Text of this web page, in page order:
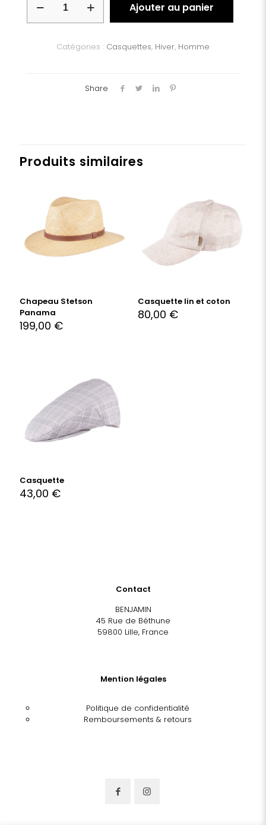
Casquette
Ajouter au panier
Catégories : Casquettes, Hiver, Homme
Share
Produits similaires
Chapeau Stetson
Panama
199,00 €
Casquette lin et coton
80,00 €
Casquette
43,00 €
Contact
BENJAMIN
45 Rue de Béthune
59800 Lille, France
Mention légales
Politique de confidentialité
Remboursements & retours